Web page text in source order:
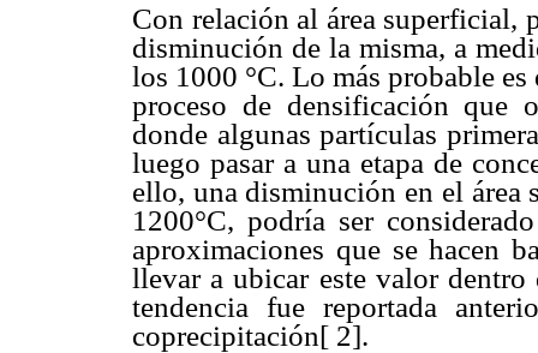
Con relación al área superficial,
disminución de la misma, a
los 1000 °C. Lo más probable
proceso de densificación que
donde algunas partículas
luego pasar a una etapa de
ello, una disminución en el área
1200°C, podría ser
aproximaciones que se hacen
llevar a ubicar este valor
tendencia fue reportada
coprecipitación[ 2].